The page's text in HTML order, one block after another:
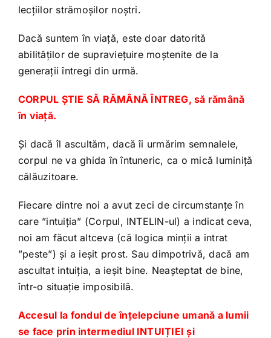
lecțiilor strămoșilor noștri.
Dacă suntem în viață, este doar datorită
abilităților de supraviețuire moștenite de la
generații întregi din urmă.
CORPUL ȘTIE SĂ RĂMÂNĂ ÎNTREG, să rămână
în viață.
Și dacă îl ascultăm, dacă îi urmărim semnalele,
corpul ne va ghida în întuneric, ca o mică luminiță
călăuzitoare.
Fiecare dintre noi a avut zeci de circumstanțe în
care ”intuiția” (Corpul, INTELIN-ul) a indicat ceva,
noi am făcut altceva (că logica minții a intrat
”peste”) și a ieșit prost. Sau dimpotrivă, dacă am
ascultat intuiția, a ieșit bine. Neașteptat de bine,
într-o situație imposibilă.
Accesul la fondul de înțelepciune umană a lumii
se face prin intermediul INTUIȚIEI și